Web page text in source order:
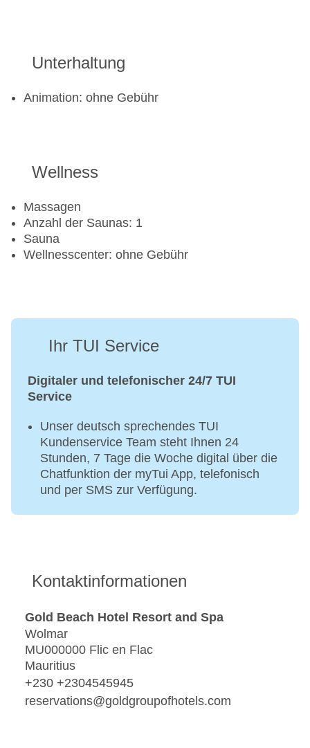
Unterhaltung
Animation: ohne Gebühr
Wellness
Massagen
Anzahl der Saunas: 1
Sauna
Wellnesscenter: ohne Gebühr
Ihr TUI Service
Digitaler und telefonischer 24/7 TUI
Service
Unser deutsch sprechendes TUI
Kundenservice Team steht Ihnen 24
Stunden, 7 Tage die Woche digital über die
Chatfunktion der myTui App, telefonisch
und per SMS zur Verfügung.
Kontaktinformationen
Gold Beach Hotel Resort and Spa
Wolmar
MU000000 Flic en Flac
Mauritius
+230 +2304545945
reservations@goldgroupofhotels.com